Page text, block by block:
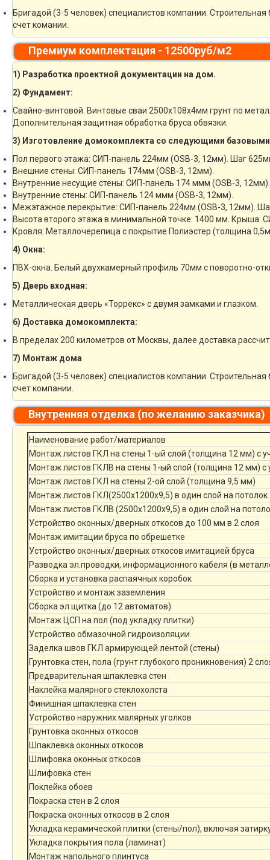
Бригадой (3-5 человек) специалистов компании.
счет комании.
Премиум комплектация - 12500руб/м2
1) Разработка проектной документации на дом.
2) Фундамент:
Свайно-винтовой. Винтовые сваи 2500х108х4мм грунт по
Дополнительная защитная обработка бруса обвязки.
3) Изготовление домокомплекта со следующими базовыми
Пол первого этажа: СИП-панель 224мм (OSB-3, 12мм). Шаг
Внешние стены: СИП-панель 174мм (OSB-3, 12мм).
Внутренние несущие стены: СИП-панель 174 ммм (OSB-3, 12мм).
Внутренние стены: СИП-панель 124 ммм (OSB-3, 12мм).
Межэтажное перекрытие: СИП-панель 224мм (OSB-3, 12мм).
Высота второго этажа в минимальной точке: 1400 мм. Крыша:
Кровля: Металлочерепица с покрытие Полиэстер (толщина
4) Окна:
ПВХ-окна. Белый двухкамерный профиль 70мм с поворотно-
5) Дверь входная:
Металлическая дверь «Торрекс» с двумя замками и глазком.
6) Доставка домокомплекта:
В пределах 200 километров от Москвы, далее доставка
7) Монтаж дома
Бригадой (3-5 человек) специалистов компании.
счет компании.
Внутренняя отделка (по желанию заказчика)
Наименование работ/материалов
Монтаж листов ГКЛ на стены 1-ый слой (толщина 12 мм) с
Монтаж листов ГКЛВ на стены 1-ый слой (толщина 12 мм) с
Монтаж листов ГКЛ на стены 2-ой слой (толщина 9,5 мм)
Монтаж листов ГКЛ(2500х1200х9,5) в один слой на потолок
Монтаж листов ГКЛВ (2500х1200х9,5) в один слой на
Устройство оконных/дверных откосов до 100 мм в 2 слоя
Монтаж имитации бруса по обрешетке
Устройство оконных/дверных откосов имитацией бруса
Разводка эл.проводки, информационного кабеля (в
Сборка и установка распаячных коробок
Устройство и монтаж заземления
Сборка эл.щитка (до 12 автоматов)
Монтаж ЦСП на пол (под укладку плитки)
Устройство обмазочной гидроизоляции
Заделка швов ГКЛ армирующей лентой (стены)
Грунтовка стен, пола (грунт глубокого проникновения) 2
Предварительная шпаклевка стен
Наклейка малярного стеклохолста
Финишная шпаклевка стен
Устройство наружних малярных уголков
Грунтовка оконных откосов
Шпаклевка оконных откосов
Шлифовка оконных откосов
Шлифовка стен
Поклейка обоев
Покраска стен в 2 слоя
Покраска оконных откосов в 2 слоя
Укладка керамической плитки (стены/пол), включая
Укладка покрытия пола (ламинат)
Монтаж напольного плинтуса